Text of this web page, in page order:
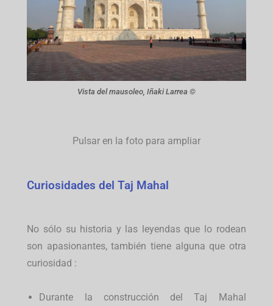
Vista del mausoleo, Iñaki Larrea ©
Pulsar en la foto para ampliar
Curiosidades del Taj Mahal
No sólo su historia y las leyendas que lo rodean
son apasionantes, también tiene alguna que otra
curiosidad :
Durante la construcción del Taj Mahal